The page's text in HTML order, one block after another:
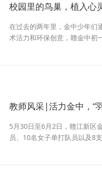
校园里的鸟巢，植入心
在过去的两年里，金中少年们
术活力和环保创意，赣金中初
教师风采|活力金中，“
5月30日至6月2日，赣江新区
员、10名女子单打队员以及8